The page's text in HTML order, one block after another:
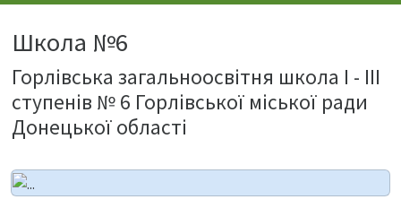
Школа №6
Горлівська загальноосвітня школа І - ІІІ
ступенів № 6 Горлівської міської ради
Донецької області